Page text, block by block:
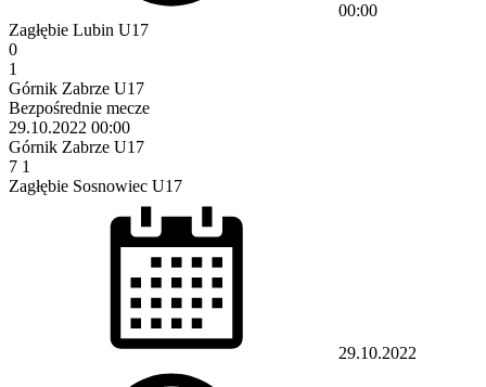
00:00
Zagłębie Lubin U17
0
1
Górnik Zabrze U17
Bezpośrednie mecze
29.10.2022 00:00
Górnik Zabrze U17
7 1
Zagłębie Sosnowiec U17
29.10.2022